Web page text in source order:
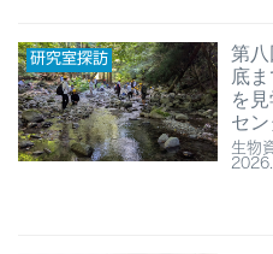
研究室探訪
第
底
を
セ
生物